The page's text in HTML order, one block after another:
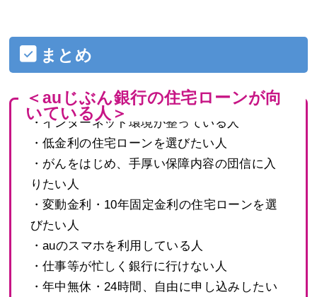
まとめ
＜auじぶん銀行の住宅ローンが向
いている人＞
・インターネット環境が整っている人
・低金利の住宅ローンを選びたい人
・がんをはじめ、手厚い保障内容の団信に入
りたい人
・変動金利・10年固定金利の住宅ローンを選
びたい人
・auのスマホを利用している人
・仕事等が忙しく銀行に行けない人
・年中無休・24時間、自由に申し込みしたい